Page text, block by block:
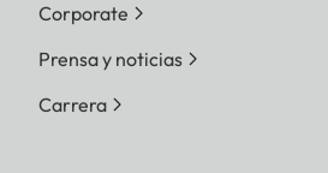
Corporate
Prensa y noticias
Carrera